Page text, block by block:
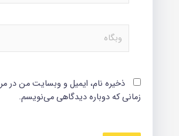
وبگاه
ذخیره نام، ایمیل و وبسایت من در
زمانی که دوباره دیدگاهی می‌نویسم.